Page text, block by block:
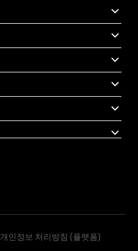
개인정보 처리방침 (플랫폼)